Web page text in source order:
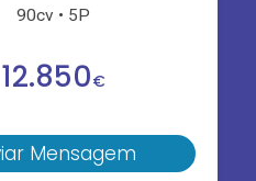
90cv
5P
12.850€
Mensagem